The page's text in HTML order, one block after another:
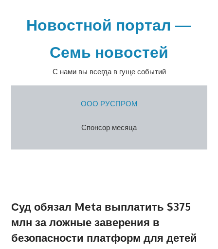
содержимомуНовостной портал —
Семь новостей
С нами вы всегда в гуще событий
ООО РУСПРОМ
Спонсор месяца
Суд обязал Meta выплатить $375
млн за ложные заверения в
безопасности платформ для детей